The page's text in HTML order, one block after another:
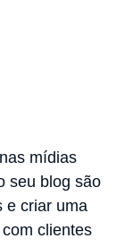
mídias
seu blog são
e criar uma
clientes